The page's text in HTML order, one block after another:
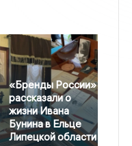
«Бренды России»
рассказали о
жизни Ивана
Бунина в Ельце
Липецкой области